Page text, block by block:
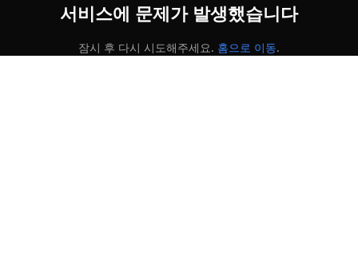
서비스에 문제가 발생했습니다
잠시 후 다시 시도해주세요. 홈으로 이동.